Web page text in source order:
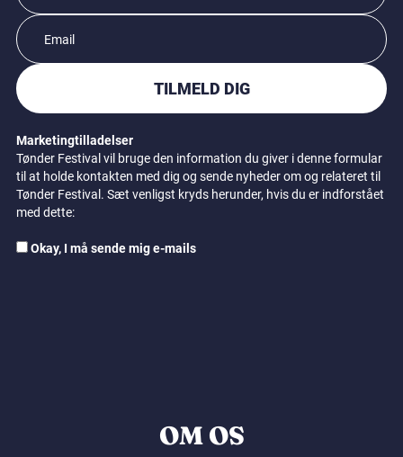
TILMELD DIG
Marketingtilladelser
Tønder Festival vil bruge den information du giver i denne formular
til at holde kontakten med dig og sende nyheder om og relateret til
Tønder Festival. Sæt venligst kryds herunder, hvis du er indforstået
med dette:
Okay, I må sende mig e-mails
OM OS